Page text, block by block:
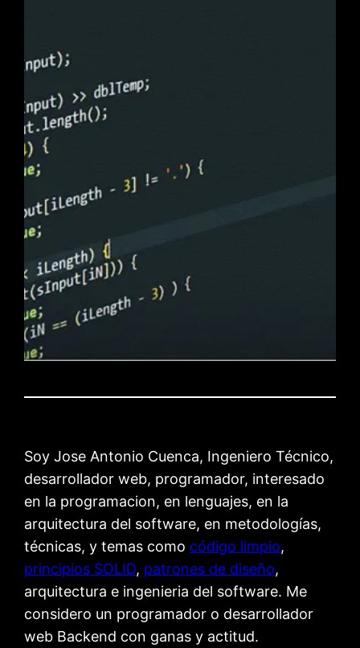
Soy Jose Antonio Cuenca, Ingeniero Técnico,
desarrollador web, programador, interesado
en la programacion, en lenguajes, en la
arquitectura del software, en metodologías,
técnicas, y temas como código limpio,
principios SOLID, patrones de diseño,
arquitectura e ingenieria del software. Me
considero un programador o desarrollador
web Backend con ganas y actitud.